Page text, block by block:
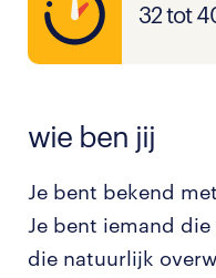
32 tot
wie ben jij
Je bent bekend
Je bent iemand
die natuurlijk